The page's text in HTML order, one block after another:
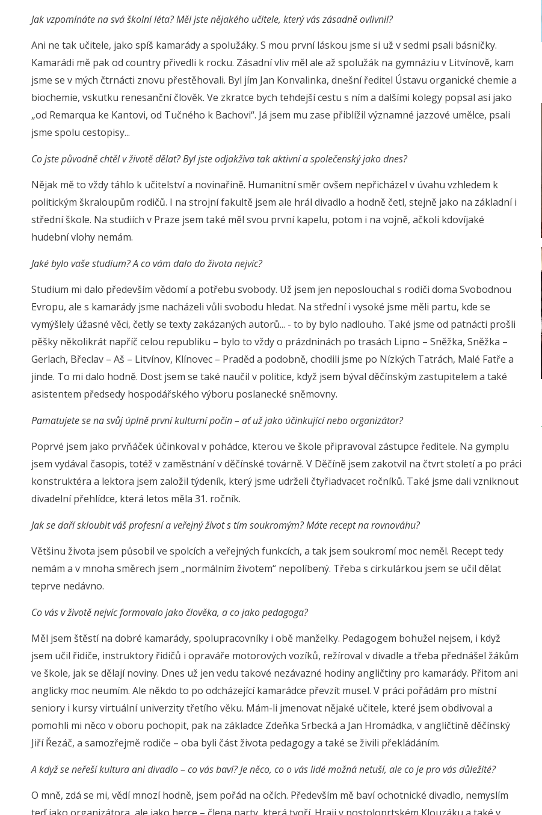
Jak vzpomínáte na svá školní léta? Měl jste nějakého učitele, který vás zásadně ovlivnil?
Ani ne tak učitele, jako spíš kamarády a spolužáky. S mou první láskou jsme si už v sedmi psali básničky.
Kamarádi mě pak od country přivedli k rocku. Zásadní vliv měl ale až spolužák na gymnáziu v Litvínově, kam
jsme se v mých čtrnácti znovu přestěhovali. Byl jím Jan Konvalinka, dnešní ředitel Ústavu organické chemie a
biochemie, vskutku renesanční člověk. Ve zkratce bych tehdejší cestu s ním a dalšími kolegy popsal asi jako
„od Remarqua ke Kantovi, od Tučného k Bachovi“. Já jsem mu zase přiblížil významné jazzové umělce, psali
jsme spolu cestopisy...
Co jste původně chtěl v životě dělat? Byl jste odjakživa tak aktivní a společenský jako dnes?
Nějak mě to vždy táhlo k učitelství a novinařině. Humanitní směr ovšem nepřicházel v úvahu vzhledem k
politickým škraloupům rodičů. I na strojní fakultě jsem ale hrál divadlo a hodně četl, stejně jako na základní i
střední škole. Na studiích v Praze jsem také měl svou první kapelu, potom i na vojně, ačkoli kdovíjaké
hudební vlohy nemám.
Jaké bylo vaše studium? A co vám dalo do života nejvíc?
Studium mi dalo především vědomí a potřebu svobody. Už jsem jen neposlouchal s rodiči doma Svobodnou
Evropu, ale s kamarády jsme nacházeli vůli svobodu hledat. Na střední i vysoké jsme měli partu, kde se
vymýšlely úžasné věci, četly se texty zakázaných autorů... - to by bylo nadlouho. Také jsme od patnácti prošli
pěšky několikrát napříč celou republiku – bylo to vždy o prázdninách po trasách Lipno – Sněžka, Sněžka –
Gerlach, Břeclav – Aš – Litvínov, Klínovec – Praděd a podobně, chodili jsme po Nízkých Tatrách, Malé Fatře a
jinde. To mi dalo hodně. Dost jsem se také naučil v politice, když jsem býval děčínským zastupitelem a také
asistentem předsedy hospodářského výboru poslanecké sněmovny.
Pamatujete se na svůj úplně první kulturní počin – ať už jako účinkující nebo organizátor?
Poprvé jsem jako prvňáček účinkoval v pohádce, kterou ve škole připravoval zástupce ředitele. Na gymplu
jsem vydával časopis, totéž v zaměstnání v děčínské továrně. V Děčíně jsem zakotvil na čtvrt století a po práci
konstruktéra a lektora jsem založil týdeník, který jsme udrželi čtyřiadvacet ročníků. Také jsme dali vzniknout
divadelní přehlídce, která letos měla 31. ročník.
Jak se daří skloubit váš profesní a veřejný život s tím soukromým? Máte recept na rovnováhu?
Většinu života jsem působil ve spolcích a veřejných funkcích, a tak jsem soukromí moc neměl. Recept tedy
nemám a v mnoha směrech jsem „normálním životem“ nepolíbený. Třeba s cirkulárkou jsem se učil dělat
teprve nedávno.
Co vás v životě nejvíc formovalo jako člověka, a co jako pedagoga?
Měl jsem štěstí na dobré kamarády, spolupracovníky i obě manželky. Pedagogem bohužel nejsem, i když
jsem učil řidiče, instruktory řidičů i opraváře motorových vozíků, režíroval v divadle a třeba přednášel žákům
ve škole, jak se dělají noviny. Dnes už jen vedu takové nezávazné hodiny angličtiny pro kamarády. Přitom ani
anglicky moc neumím. Ale někdo to po odcházející kamarádce převzít musel. V práci pořádám pro místní
seniory i kursy virtuální univerzity třetího věku. Mám-li jmenovat nějaké učitele, které jsem obdivoval a
pomohli mi něco v oboru pochopit, pak na základce Zdeňka Srbecká a Jan Hromádka, v angličtině děčínský
Jiří Řezáč, a samozřejmě rodiče – oba byli část života pedagogy a také se živili překládáním.
A když se neřeší kultura ani divadlo – co vás baví? Je něco, co o vás lidé možná netuší, ale co je pro vás důležité?
O mně, zdá se mi, vědí mnozí hodně, jsem pořád na očích. Především mě baví ochotnické divadlo, nemyslím